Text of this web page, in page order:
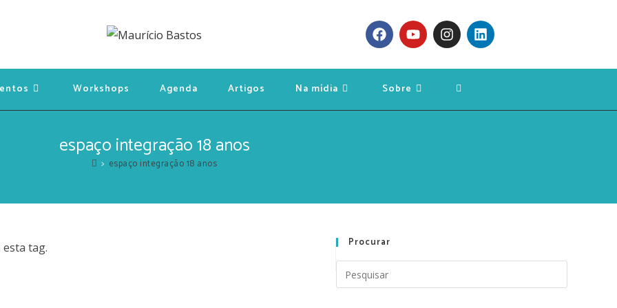
Workshops Agenda Artigos Na mídia Sobre
espaço integração 18 anos
> espaço integração 18 anos
tag. Procurar